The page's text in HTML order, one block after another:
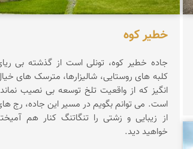
خطیر کوه
جاده خطیر کوه، تونلی است از گذشته بی
کلبه های روستایی، شالیزارها، مترسک های
انگیز که از واقعیت تلخ توسعه بی نصیب
است. می توانم بگویم در مسیر این جاده، رج
از زیبایی و زشتی را تنگاتنگ کنار هم
خواهید دید.